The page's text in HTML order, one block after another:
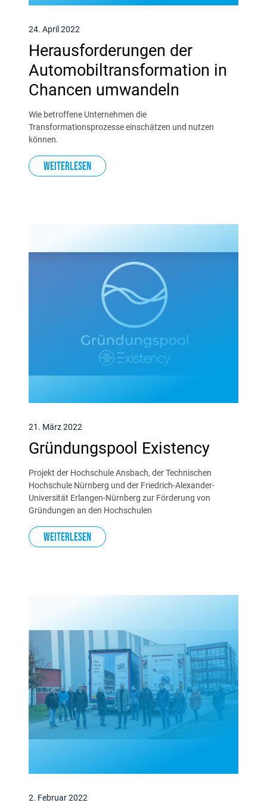
Herausforderungen der
Automobiltransformation in
Chancen umwandeln
24. April 2022
Wie betroffene Unternehmen die
Transformationsprozesse einschätzen und nutzen
können.
Weiterlesen
Gründungspool Existency
21. März 2022
Projekt der Hochschule Ansbach, der Technischen
Hochschule Nürnberg und der Friedrich-Alexander-
Universität Erlangen-Nürnberg zur Förderung von
Gründungen an den Hochschulen
Weiterlesen
2. Februar 2022